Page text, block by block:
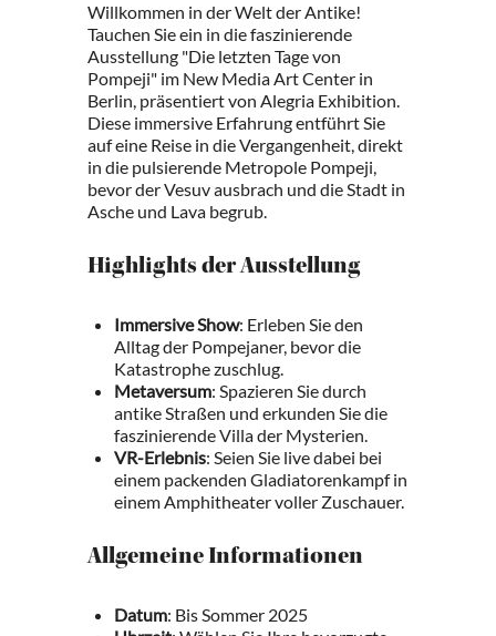
Willkommen in der Welt der Antike!
Tauchen Sie ein in die faszinierende
Ausstellung "Die letzten Tage von
Pompeji" im New Media Art Center in
Berlin, präsentiert von Alegria Exhibition.
Diese immersive Erfahrung entführt Sie
auf eine Reise in die Vergangenheit, direkt
in die pulsierende Metropole Pompeji,
bevor der Vesuv ausbrach und die Stadt in
Asche und Lava begrub.
Highlights der Ausstellung
Immersive Show: Erleben Sie den
Alltag der Pompejaner, bevor die
Katastrophe zuschlug.
Metaversum: Spazieren Sie durch
antike Straßen und erkunden Sie die
faszinierende Villa der Mysterien.
VR-Erlebnis: Seien Sie live dabei bei
einem packenden Gladiatorenkampf in
einem Amphitheater voller Zuschauer.
Allgemeine Informationen
Datum: Bis Sommer 2025